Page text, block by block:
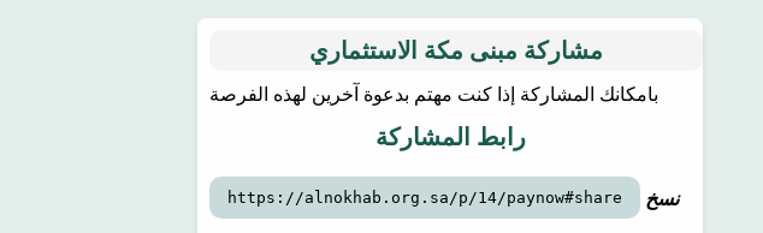
مشاركة مبنى مكة الاستثماري
بامكانك المشاركة إذا كنت مهتم بدعوة آخرين لهذه الفرصة
رابط المشاركة
https://alnokhab.org.sa/p/14/paynow#share نسخ